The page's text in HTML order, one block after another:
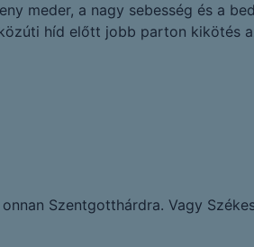
meder, a nagy sebesség és a
híd előtt jobb parton kikötés
Szentgotthárdra. Vagy